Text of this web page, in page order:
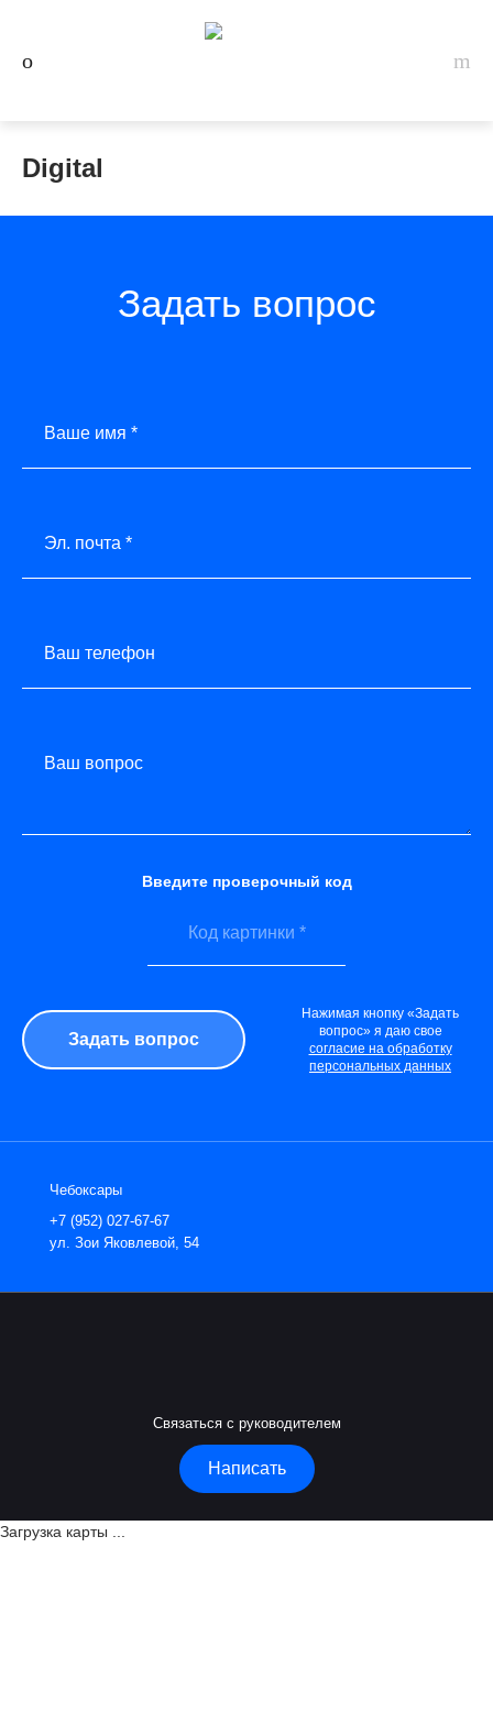
Digital
Задать вопрос
Ваше имя *
Эл. почта *
Ваш телефон
Ваш вопрос
Введите проверочный код
Нажимая кнопку «Задать
вопрос» я даю свое
согласие на обработку
персональных данных
Чебоксары
+7 (952) 027-67-67
ул. Зои Яковлевой, 54
Связаться с руководителем
Написать
Загрузка карты ...